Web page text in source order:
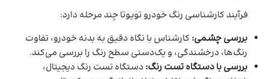
فرآیند کارشناسی رنگ خودرو تویوتا چند مرحله دارد:
بررسی چشمی: کارشناس با نگاه دقیق به بدنه خودرو، تفاوت
رنگ‌ها، درخشندگی، و یک‌دستی سطح رنگ را بررسی می‌کند.
بررسی با دستگاه تست رنگ: دستگاه تست رنگ دیجیتال،